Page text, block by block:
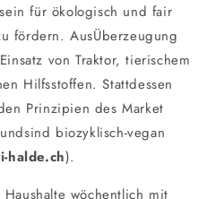
für ökologisch und fair
fördern. AusÜberzeugung
von Traktor, tierischem
Hilfsstoffen. Stattdessen
Prinzipien des Market
biozyklisch-vegan
halde.ch).
wöchentlich mit